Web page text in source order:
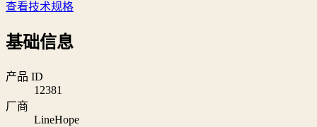
查看技术规格
基础信息
产品 ID
12381
厂商
LineHope